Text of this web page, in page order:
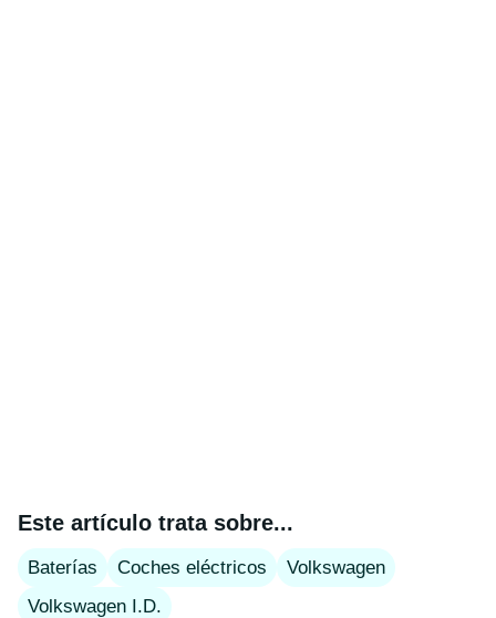
Este artículo trata sobre...
Baterías Coches eléctricos
Volkswagen
Volkswagen I.D.